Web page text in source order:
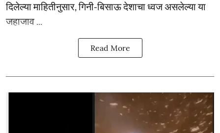
दिलेल्या माहितीनुसार, गिनी-बिसाऊ देशाचा ध्वज असलेल्या या
जहाजाव ...
Read More